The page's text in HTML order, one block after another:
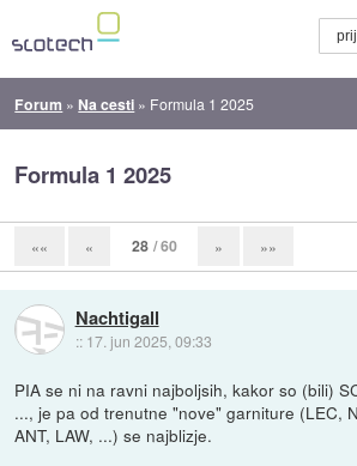
Forum » Na cesti » Formula 1 2025
Formula 1 2025
«« « 28 / 60 » »»
Nachtigall
:: 17. jun 2025, 09:33
PIA se ni na ravni najboljsih, kakor so (bili)
..., je pa od trenutne "nove" garniture (LEC,
ANT, LAW, ...) se najblizje.